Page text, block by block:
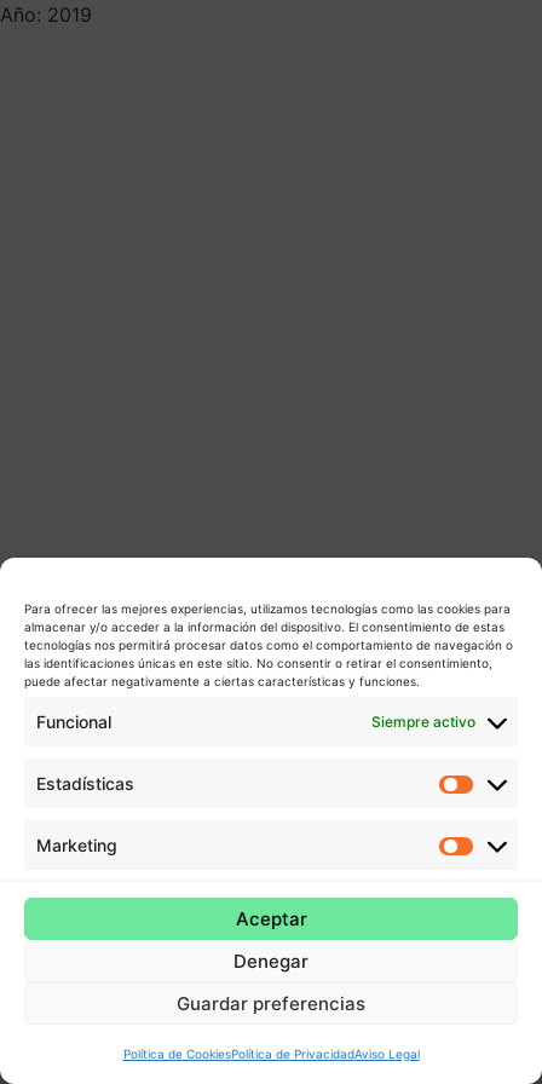
Para ofrecer las mejores experiencias, utilizamos tecnologías como las cookies para
almacenar y/o acceder a la información del dispositivo. El consentimiento de estas
tecnologías nos permitirá procesar datos como el comportamiento de navegación o
las identificaciones únicas en este sitio. No consentir o retirar el consentimiento,
puede afectar negativamente a ciertas características y funciones.
Funcional Siempre activo
Estadísticas
Marketing
Aceptar
Denegar
Guardar preferencias
Política de CookiesPolítica de PrivacidadAviso Legal
Año: 2019